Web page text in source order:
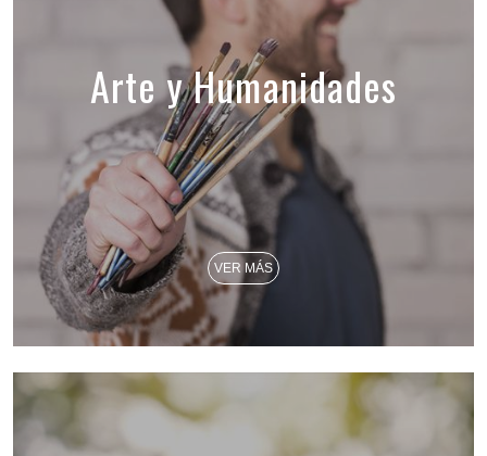
Arte y Humanidades
VER MÁS